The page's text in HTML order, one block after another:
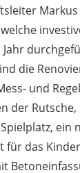
die
und
der Rutsche,
ein
für das